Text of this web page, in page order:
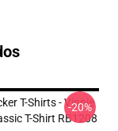
T-Shirts - Vinnie
T-Shirt RB1208
-20%